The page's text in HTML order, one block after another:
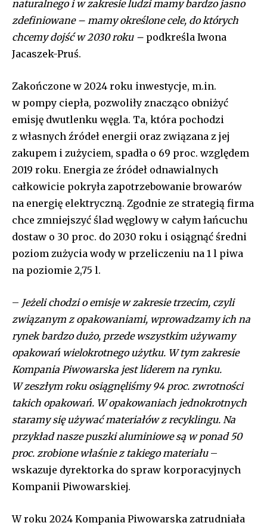
[td_block_social_counter style=”style7 td-social-boxed”
manual_count_instagram=”32111″ instagram=”#” twitch=”#”
manual_count_twitch=”11243″ tiktok=”#”
manual_count_tiktok=”32214″ f_network_font_family=”tt-
naturalnego i w zakresie ludzi mamy bardzo jasno
zdefiniowane – mamy określone cele, do których
chcemy dojść w 2030 roku – podkreśla Iwona
Jacaszek-Pruś.
Zakończone w 2024 roku inwestycje, m.in.
w pompy ciepła, pozwoliły znacząco obniżyć
emisję dwutlenku węgla. Ta, która pochodzi
z własnych źródeł energii oraz związana z jej
zakupem i zużyciem, spadła o 69 proc. względem
2019 roku. Energia ze źródeł odnawialnych
całkowicie pokryła zapotrzebowanie browarów
na energię elektryczną. Zgodnie ze strategią firma
chce zmniejszyć ślad węglowy w całym łańcuchu
dostaw o 30 proc. do 2030 roku i osiągnąć średni
poziom zużycia wody w przeliczeniu na 1 l piwa
na poziomie 2,75 l.
– Jeżeli chodzi o emisje w zakresie trzecim, czyli
związanym z opakowaniami, wprowadzamy ich na
rynek bardzo dużo, przede wszystkim używamy
opakowań wielokrotnego użytku. W tym zakresie
Kompania Piwowarska jest liderem na rynku.
W zeszłym roku osiągnęliśmy 94 proc. zwrotności
takich opakowań. W opakowaniach jednokrotnych
staramy się używać materiałów z recyklingu. Na
przykład nasze puszki aluminiowe są w ponad 50
proc. zrobione właśnie z takiego materiału–
wskazuje dyrektorka do spraw korporacyjnych
Kompanii Piwowarskiej.
W roku 2024 Kompania Piwowarska zatrudniała